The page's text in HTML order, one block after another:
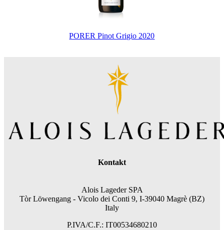
PORER Pinot Grigio 2020
Kontakt
Alois Lageder SPA
Tòr Löwengang - Vicolo dei Conti 9, I-39040 Magrè (BZ)
Italy
P.IVA/C.F.: IT00534680210